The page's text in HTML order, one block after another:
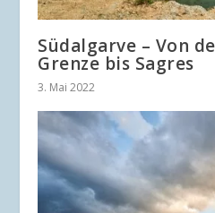
Südalgarve – Von
Grenze bis Sagres
3. Mai 2022